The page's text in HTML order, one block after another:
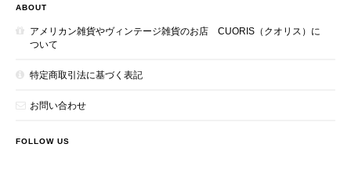
ABOUT
アメリカン雑貨やヴィンテージ雑貨のお店 CUORIS（クオリス）に
ついて
特定商取引法に基づく表記
お問い合わせ
FOLLOW US